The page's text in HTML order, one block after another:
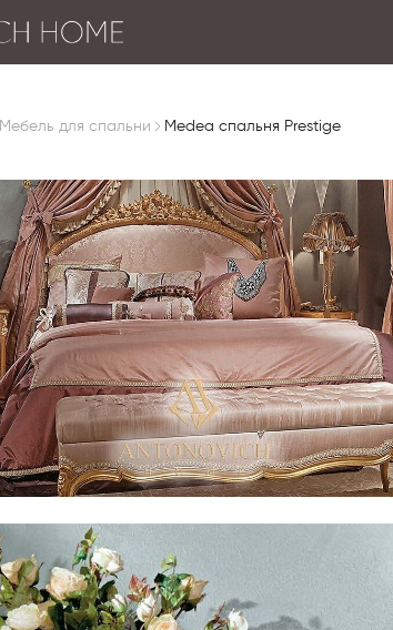
Мебель для спальни Medea спальня Prestige